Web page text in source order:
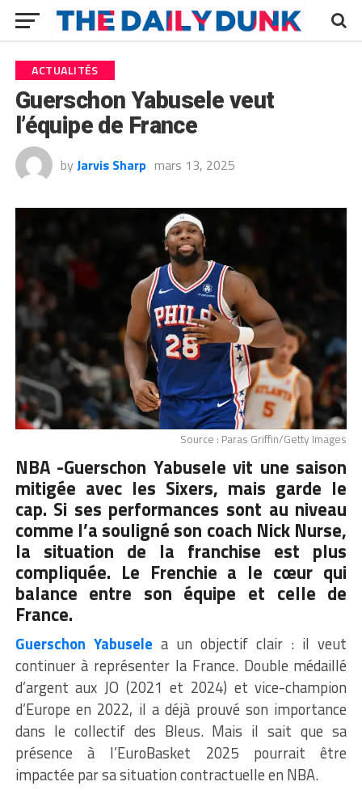
ACTUALITÉS
Guerschon Yabusele veut
l’équipe de France
by Jarvis Sharp mars 13, 2025
Source : Paras Griffin/Getty Images
NBA -Guerschon Yabusele vit une saison
mitigée avec les Sixers, mais garde le
cap. Si ses performances sont au niveau
comme l’a souligné son coach Nick Nurse,
la situation de la franchise est plus
compliquée. Le Frenchie a le cœur qui
balance entre son équipe et celle de
France.
Guerschon Yabusele a un objectif clair : il veut
continuer à représenter la France. Double médaillé
d’argent aux JO (2021 et 2024) et vice-champion
d’Europe en 2022, il a déjà prouvé son importance
dans le collectif des Bleus. Mais il sait que sa
présence à l’EuroBasket 2025 pourrait être
impactée par sa situation contractuelle en NBA.